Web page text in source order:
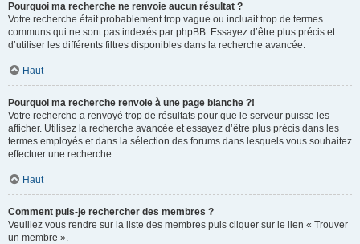
Pourquoi ma recherche ne renvoie aucun résultat ?
Votre recherche était probablement trop vague ou incluait trop de termes
communs qui ne sont pas indexés par phpBB. Essayez d’être plus précis et
d’utiliser les différents filtres disponibles dans la recherche avancée.
Haut
Pourquoi ma recherche renvoie à une page blanche ?!
Votre recherche a renvoyé trop de résultats pour que le serveur puisse les
afficher. Utilisez la recherche avancée et essayez d’être plus précis dans les
termes employés et dans la sélection des forums dans lesquels vous souhaitez
effectuer une recherche.
Haut
Comment puis-je rechercher des membres ?
Veuillez vous rendre sur la liste des membres puis cliquer sur le lien « Trouver
un membre ».